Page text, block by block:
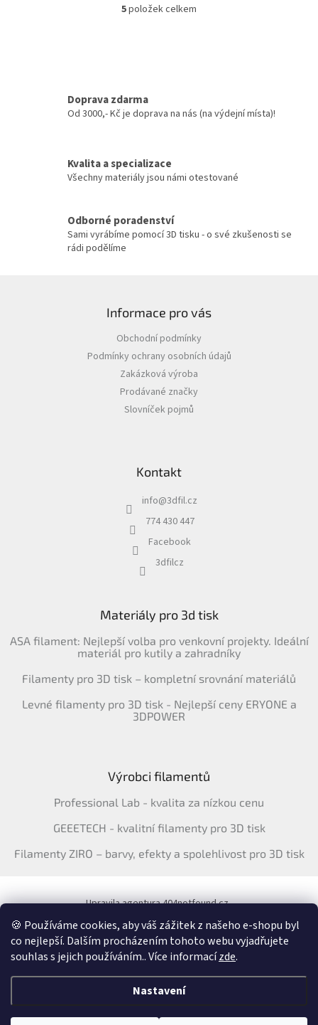
🍪 Používáme cookies, aby váš zážitek z našeho e-shopu byl
co nejlepší. Dalším procházením tohoto webu vyjadřujete
souhlas s jejich používáním.. Více informacízde.
Nastavení
O
í
k
y
p
i
5položek celkem
Doprava zdarma
Od 3000,- Kč je doprava na nás (na výdejní místa)!
Kvalita a specializace
Všechny materiály jsou námi otestované
Odborné poradenství
Sami vyrábíme pomocí 3D tisku - o své zkušenosti se
rádi podělíme
Informace pro vás
Obchodní podmínky
Podmínky ochrany osobních údajů
Zakázková výroba
Prodávané značky
Slovníček pojmů
Kontakt
info@3dfil.cz
774 430 447
Facebook
3dfilcz
Materiály pro 3d tisk
ASA filament: Nejlepší volba pro venkovní projekty. Ideální
materiál pro kutily a zahradníky
Filamenty pro 3D tisk – kompletní srovnání materiálů
Levné filamenty pro 3D tisk - Nejlepší ceny ERYONE a
3DPOWER
Výrobci filamentů
Professional Lab - kvalita za nízkou cenu
GEEETECH - kvalitní filamenty pro 3D tisk
Filamenty ZIRO – barvy, efekty a spolehlivost pro 3D tisk
Upravila agentura 404notfound.cz
Katalog filamentů ERYONE pro ČR
Vytvořil Shoptet &